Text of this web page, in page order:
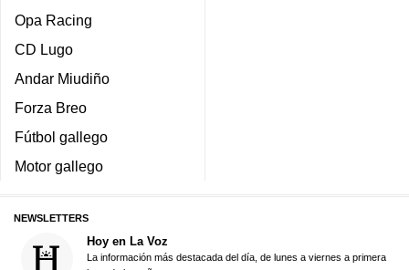
Opa Racing
CD Lugo
Andar Miudiño
Forza Breo
Fútbol gallego
Motor gallego
NEWSLETTERS
Hoy en La Voz
La información más destacada del día, de lunes a viernes a primera